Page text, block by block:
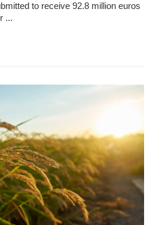
to receive 92.8 million euros
...